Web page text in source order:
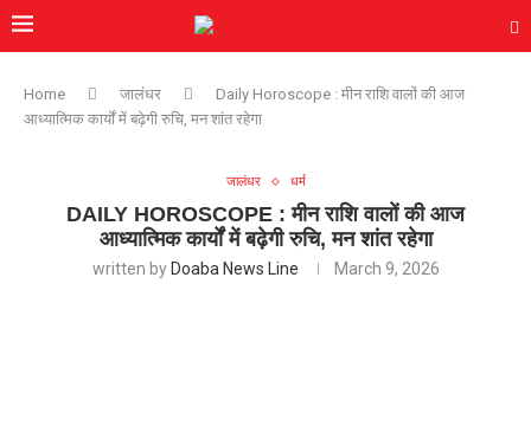
Home जालंधर
Daily Horoscope : मीन राशि वालों की आज
आध्यात्मिक कार्यों में बढ़ेगी रुचि, मन शांत रहेगा
जालंधर धर्म
DAILY HOROSCOPE : मीन राशि वालों की आज
आध्यात्मिक कार्यों में बढ़ेगी रुचि, मन शांत रहेगा
written by Doaba News Line March 9, 2026